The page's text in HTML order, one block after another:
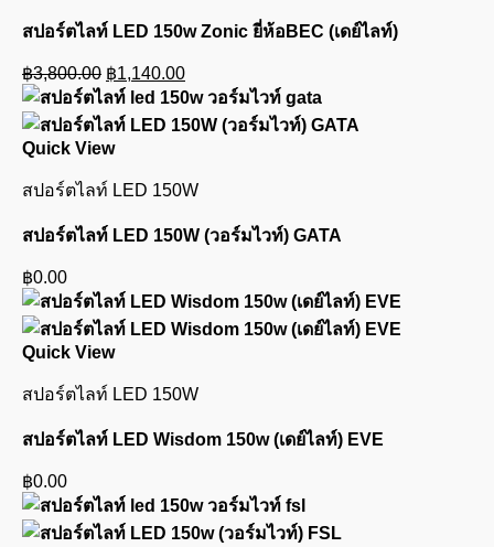
สปอร์ตไลท์ LED 150w Zonic ยี่ห้อBEC (เดย์ไลท์)
฿3,800.00 Original
price
was:
฿3,800.00.
฿1,140.00Current
price
฿1,140.00.
Quick View
สปอร์ตไลท์ LED 150W
สปอร์ตไลท์ LED 150W (วอร์มไวท์) GATA
฿0.00
Quick View
สปอร์ตไลท์ LED 150W
สปอร์ตไลท์ LED Wisdom 150w (เดย์ไลท์) EVE
฿0.00